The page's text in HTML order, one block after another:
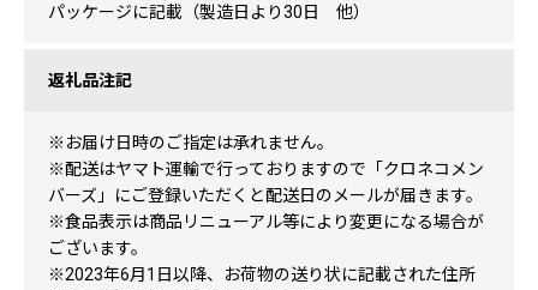
パッケージに記載（製造日より30日 他）
返礼品注記
※お届け日時のご指定は承れません。
※配送はヤマト運輸で行っておりますので「クロネコメン
バーズ」にご登録いただくと配送日のメールが届きます。
※食品表示は商品リニューアル等により変更になる場合が
ございます。
※2023年6月1日以降、お荷物の送り状に記載された住所